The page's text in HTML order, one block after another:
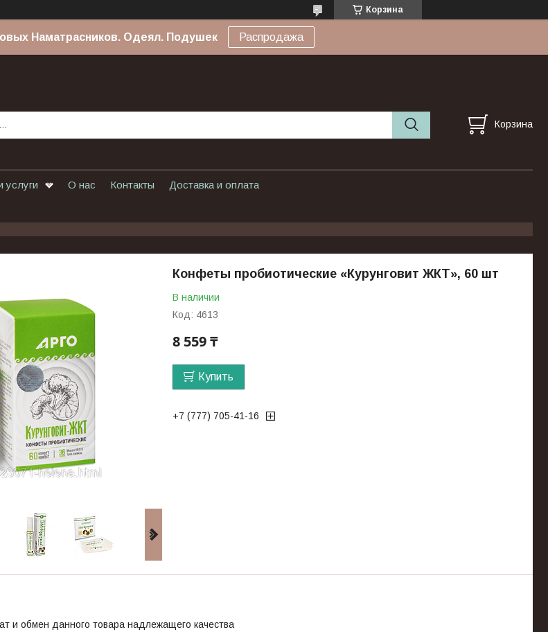
Корзина
Наматрасников. Одеял. Подушек Распродажа
Корзина
услуги О нас Контакты Доставка и оплата
Конфеты пробиотические «Курунговит ЖКТ», 60 шт
В наличии
Код: 4613
8 559 ₸
Купить
+7 (777) 705-41-16
и обмен данного товара надлежащего качества